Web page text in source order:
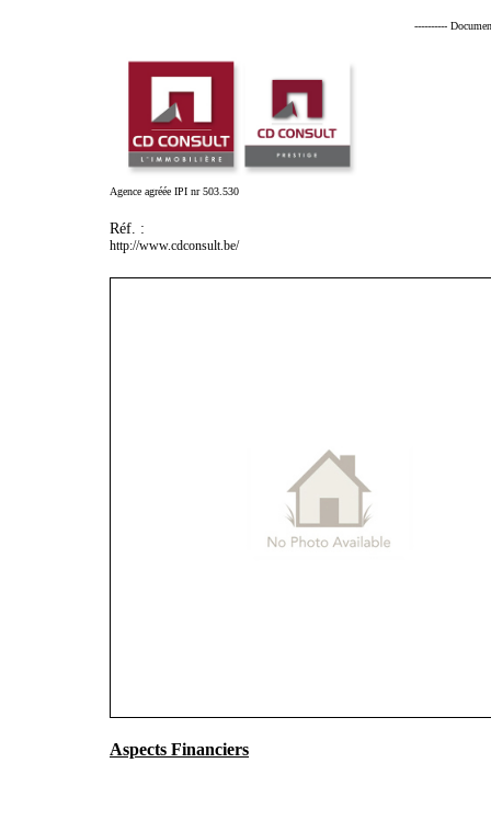
----------
Agence agréée IPI nr 503.530
Réf. :
http://www.cdconsult.be/
Aspects Financiers